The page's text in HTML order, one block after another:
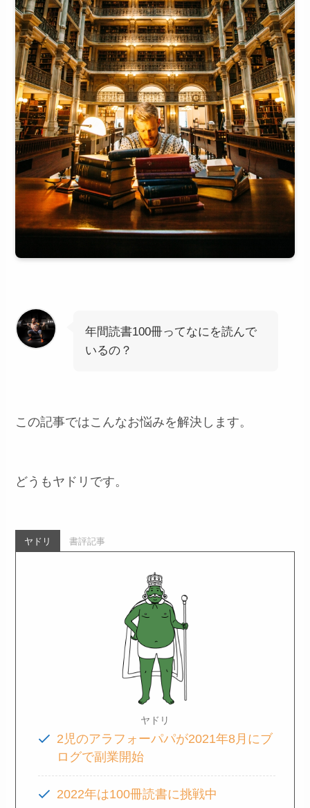
年間読書100冊ってなにを読んで
いるの？
この記事ではこんなお悩みを解決します。
どうもヤドリです。
ヤドリ 書評記事
ヤドリ
2児のアラフォーパパが2021年8月にブ
ログで副業開始
2022年は100冊読書に挑戦中